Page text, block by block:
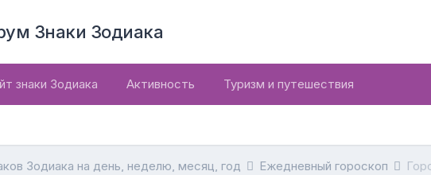
Знаки Зодиака
знаки Зодиака Активность Туризм и путешествия
Зодиака на день, неделю, месяц, год Ежедневный гороскоп